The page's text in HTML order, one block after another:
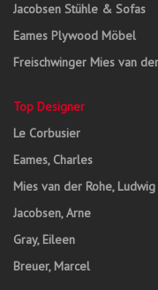
Jacobsen Stühle & Sofas
Eames Plywood Möbel
Freischwinger Mies van
Top Designer
Le Corbusier
Eames, Charles
Mies van der Rohe, Ludwig
Jacobsen, Arne
Gray, Eileen
Breuer, Marcel